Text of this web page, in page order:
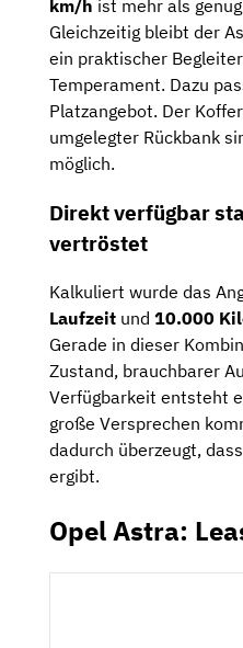
km/h ist mehr als
Gleichzeitig bleibt der
ein praktischer
Temperament. Dazu
Platzangebot. Der
umgelegter Rückbank
möglich.
Direkt verfügbar
vertröstet
Kalkuliert wurde das
Laufzeit und 10.000
Gerade in dieser
Zustand, brauchbarer
Verfügbarkeit entsteht
große Versprechen
dadurch überzeugt,
ergibt.
Opel Astra: